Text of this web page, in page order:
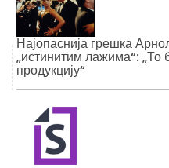
Најопаснија грешка
„истинитим лажима“:
продукцију“